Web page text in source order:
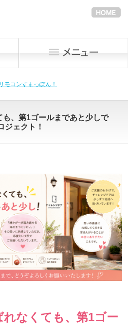
モコンすまっぽん！
も、第1ゴールまであと少しで
ジェクト！
れなくても、第1ゴー